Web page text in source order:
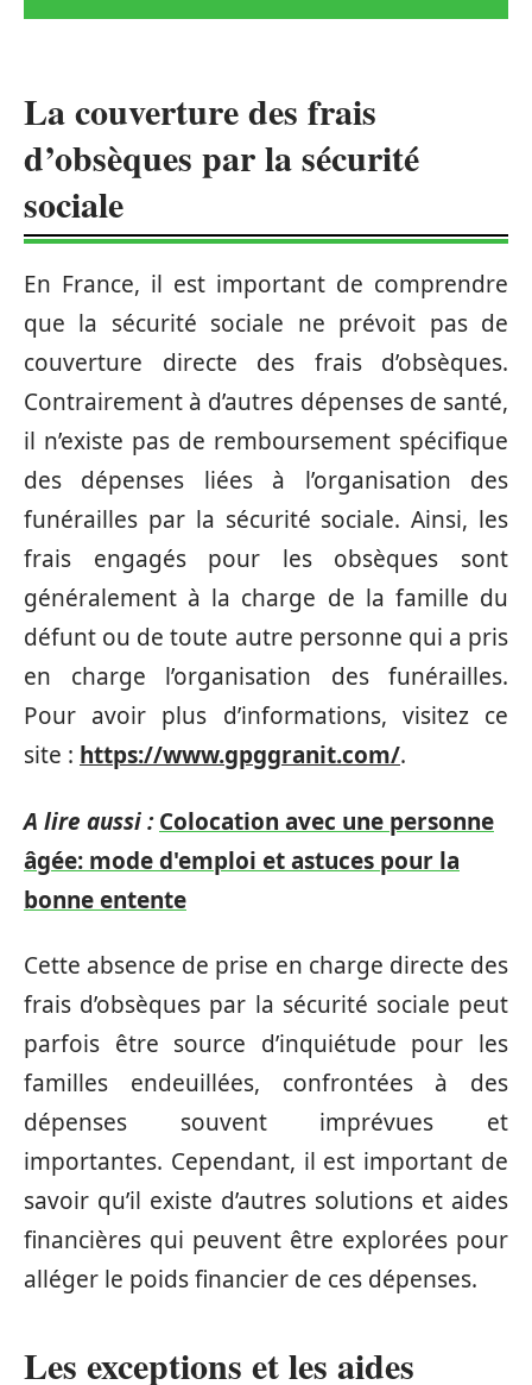
La couverture des frais
d’obsèques par la sécurité
sociale
En France, il est important de comprendre
que la sécurité sociale ne prévoit pas de
couverture directe des frais d’obsèques.
Contrairement à d’autres dépenses de santé,
il n’existe pas de remboursement spécifique
des dépenses liées à l’organisation des
funérailles par la sécurité sociale. Ainsi, les
frais engagés pour les obsèques sont
généralement à la charge de la famille du
défunt ou de toute autre personne qui a pris
en charge l’organisation des funérailles.
Pour avoir plus d’informations, visitez ce
site : https://www.gpggranit.com/.
A lire aussi : Colocation avec une personne
âgée: mode d'emploi et astuces pour la
bonne entente
Cette absence de prise en charge directe des
frais d’obsèques par la sécurité sociale peut
parfois être source d’inquiétude pour les
familles endeuillées, confrontées à des
dépenses souvent imprévues et
importantes. Cependant, il est important de
savoir qu’il existe d’autres solutions et aides
financières qui peuvent être explorées pour
alléger le poids financier de ces dépenses.
Les exceptions et les aides